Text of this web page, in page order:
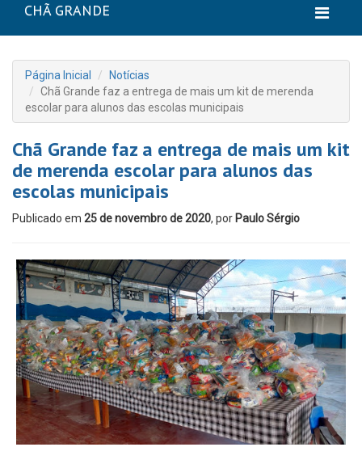
CHÃ GRANDE
Página Inicial
Notícias
Chã Grande faz a entrega de mais um kit de merenda
escolar para alunos das escolas municipais
Chã Grande faz a entrega de mais um kit
de merenda escolar para alunos das
escolas municipais
Publicado em 25 de novembro de 2020, por Paulo Sérgio